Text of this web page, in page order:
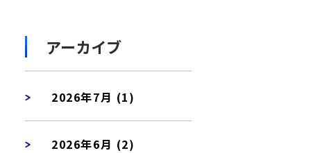
アーカイブ
2026年7月 (1)
2026年6月 (2)